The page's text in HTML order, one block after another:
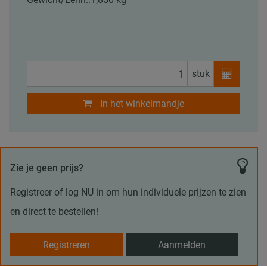
stuk
In het winkelmandje
Zie je geen prijs?
Registreer of log NU in om hun individuele prijzen te zien
en direct te bestellen!
Registreren Aanmelden